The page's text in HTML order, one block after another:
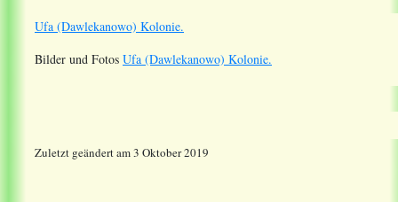
Ufa (Dawlekanowo) Kolonie.
Bilder und Fotos Ufa (Dawlekanowo) Kolonie.
Zuletzt geändert am 3 Oktober 2019